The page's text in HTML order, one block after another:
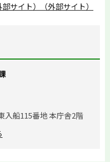
サイト）（外部サイト）
入船115番地 本庁舎2階